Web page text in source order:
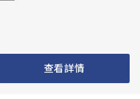
查看詳情